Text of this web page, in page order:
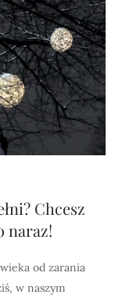
Chcesz
naraz!
od zarania
w naszym